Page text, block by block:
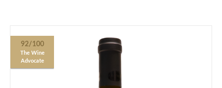
92/100
The Wine
Advocate